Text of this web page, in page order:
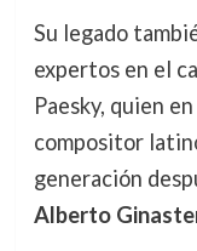
Su legado
expertos en el
Paesky, quien
compositor
generación
Alberto